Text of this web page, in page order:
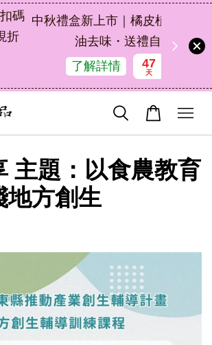
市｜橘皮植萃永續好禮，解
味・送禮自用兩相宜
0
小時
36
分鐘
22
秒
主題：以食農教育
地方創生